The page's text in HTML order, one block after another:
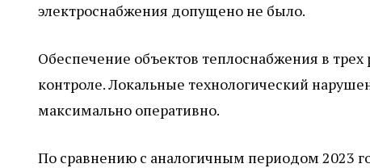
электроснабжения допущено не было.
Обеспечение объектов теплоснабжения в
контроле. Локальные технологический
максимально оперативно.
По сравнению с аналогичным периодом 2023